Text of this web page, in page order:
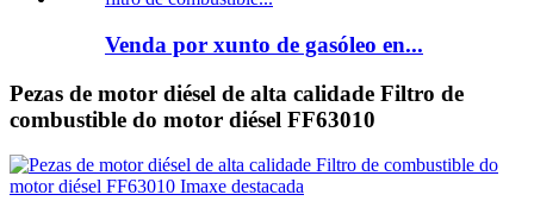
Venda por xunto de gasóleo en...
Pezas de motor diésel de alta calidade Filtro de
combustible do motor diésel FF63010